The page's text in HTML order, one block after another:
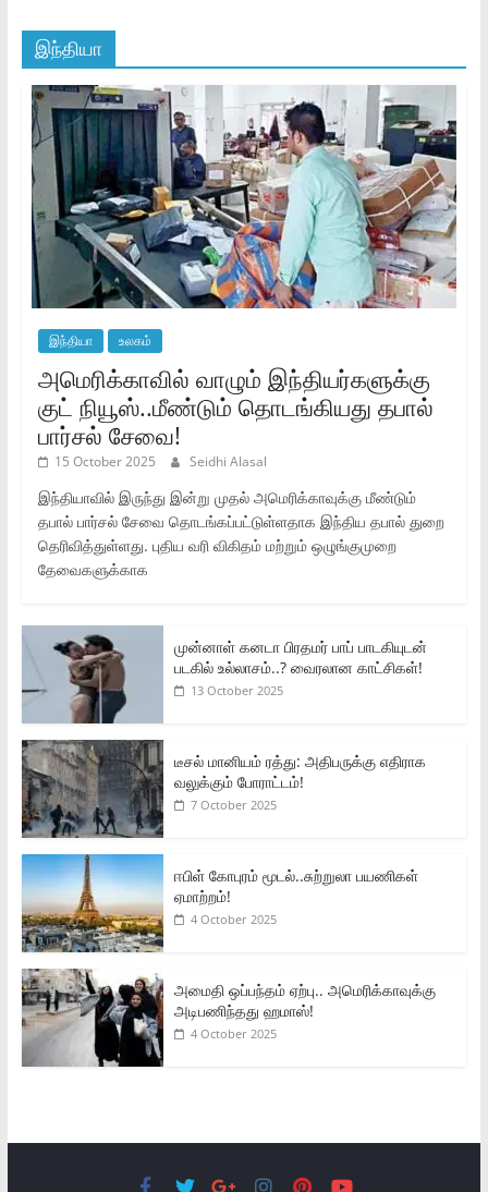
இந்தியா
இந்தியா உலகம்
அமெரிக்காவில் வாழும் இந்தியர்களுக்கு
குட் நியூஸ்..மீண்டும் தொடங்கியது தபால்
பார்சல் சேவை!
15 October 2025 Seidhi Alasal
இந்தியாவில் இருந்து இன்று முதல் அமெரிக்காவுக்கு மீண்டும்
தபால் பார்சல் சேவை தொடங்கப்பட்டுள்ளதாக இந்திய தபால் துறை
தெரிவித்துள்ளது. புதிய வரி விகிதம் மற்றும் ஒழுங்குமுறை
தேவைகளுக்காக
முன்னாள் கனடா பிரதமர் பாப் பாடகியுடன்
படகில் உல்லாசம்..? வைரலான காட்சிகள்!
13 October 2025
டீசல் மானியம் ரத்து: அதிபருக்கு எதிராக
வலுக்கும் போராட்டம்!
7 October 2025
ஈபிள் கோபுரம் மூடல்..சுற்றுலா பயணிகள்
ஏமாற்றம்!
4 October 2025
அமைதி ஒப்பந்தம் ஏற்பு.. அமெரிக்காவுக்கு
அடிபணிந்தது ஹமாஸ்!
4 October 2025